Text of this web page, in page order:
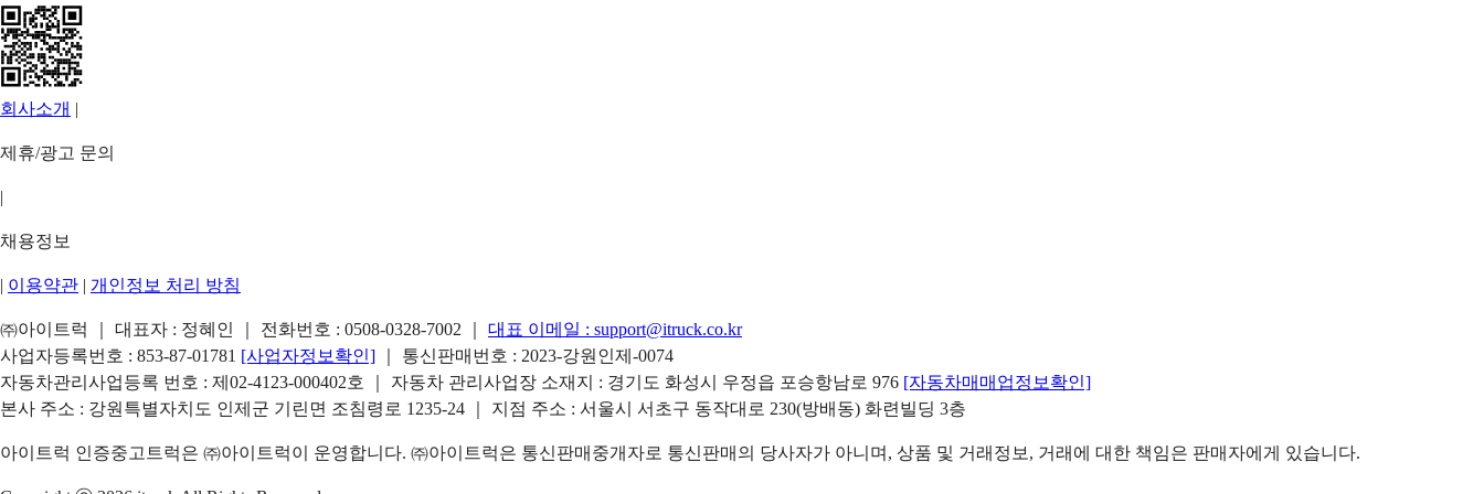
회사소개 |
제휴/광고 문의
|
채용정보
| 이용약관 | 개인정보 처리 방침
㈜아이트럭 ｜ 대표자 : 정혜인 ｜ 전화번호 : 0508-0328-7002 대표 이메일 : support@itruck.co.kr
사업자등록번호 : 853-87-01781 [사업자정보확인]
｜ 통신판매번호 : 2023-강원인제-0074
자동차관리사업등록 번호 : 제02-4123-000402호 ｜ 자동차 관리사업장 소재지 : 경기도 화성시 우정읍 포승항남로 976 [자동차매매업정보확인]
본사 주소 : 강원특별자치도 인제군 기린면 조침령로 1235-24 ｜ 지점 주소 : 서울시 서초구 동작대로 230(방배동) 화련빌딩 3층
아이트럭 인증중고트럭은 ㈜아이트럭이 운영합니다. ㈜아이트럭은 통신판매중개자로 통신판매의 당사자가 아니며, 상품 및 거래정보, 거래에 대한 책임은 판매자에게 있습니다.